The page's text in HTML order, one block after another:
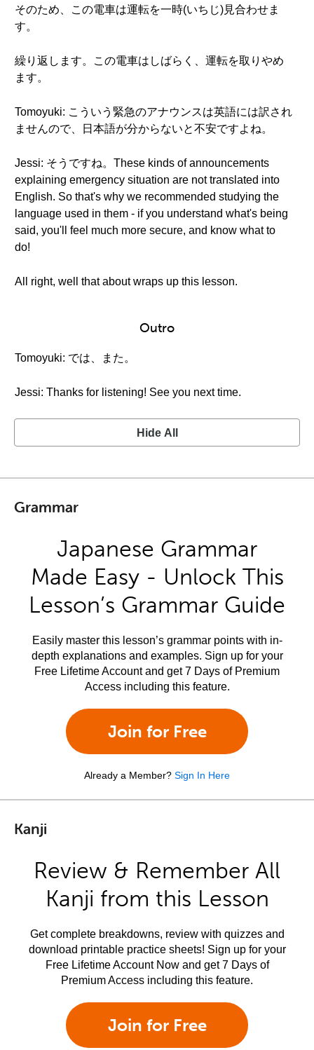
そのため、この電車は運転を一時(いちじ)見合わせま
す。
繰り返します。この電車はしばらく、運転を取りやめ
ます。
Tomoyuki: こういう緊急のアナウンスは英語には訳され
ませんので、日本語が分からないと不安ですよね。
Jessi: そうですね。These kinds of announcements
explaining emergency situation are not translated into
English. So that's why we recommended studying the
language used in them - if you understand what's being
said, you'll feel much more secure, and know what to
do!
All right, well that about wraps up this lesson.
Outro
Tomoyuki: では、また。
Jessi: Thanks for listening! See you next time.
Hide All
Grammar
Japanese Grammar
Made Easy - Unlock This
Lesson’s Grammar Guide
Easily master this lesson’s grammar points with in-
depth explanations and examples. Sign up for your
Free Lifetime Account and get 7 Days of Premium
Access including this feature.
Join for Free
Already a Member? Sign In Here
Kanji
Review & Remember All
Kanji from this Lesson
Get complete breakdowns, review with quizzes and
download printable practice sheets! Sign up for your
Free Lifetime Account Now and get 7 Days of
Premium Access including this feature.
Join for Free